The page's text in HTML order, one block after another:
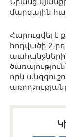
Նրանց
մարզային
Հարուցվել է
հոդվածի 2-
որն